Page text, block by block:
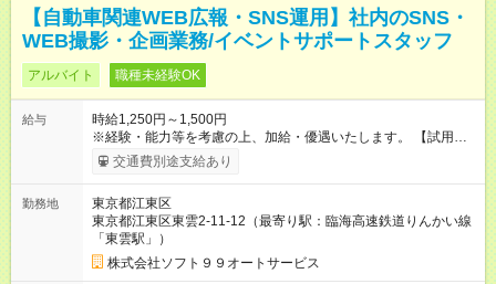
【自動車関連WEB広報・SNS運用】社内のSNS・
WEB撮影・企画業務/イベントサポートスタッフ
アルバイト 職種未経験OK
給与
時給1,250円～1,500円
※経験・能力等を考慮の上、加給・優遇いたします。 【試用期
間】試用期間なし
交通費別途支給あり
勤務地
東京都江東区
東京都江東区東雲2-11-12（最寄り駅：臨海高速鉄道りんかい線
「東雲駅」）
株式会社ソフト９９オートサービス